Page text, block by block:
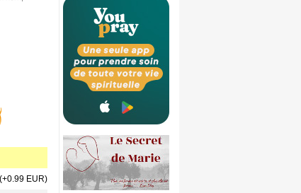
(+0.99 EUR)